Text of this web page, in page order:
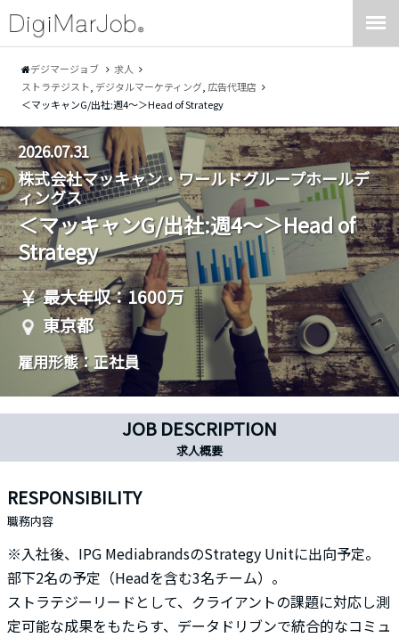
デジマージョブ
求人
ストラテジスト デジタルマーケティング 広告代理店
＜マッキャンG/出社:週4～＞Head of Strategy
2026.07.31
株式会社マッキャン・ワールドグループホールデ
ィングス
＜マッキャンG/出社:週4～＞Head of
Strategy
最大年収：1600万
東京都
雇用形態：正社員
JOB DESCRIPTION
求人概要
RESPONSIBILITY
職務内容
※入社後、IPG MediabrandsのStrategy Unitに出向予定。
部下2名の予定（Headを含む3名チーム）。
ストラテジーリードとして、クライアントの課題に対応し測
定可能な成果をもたらす、データドリブンで統合的なコミュ